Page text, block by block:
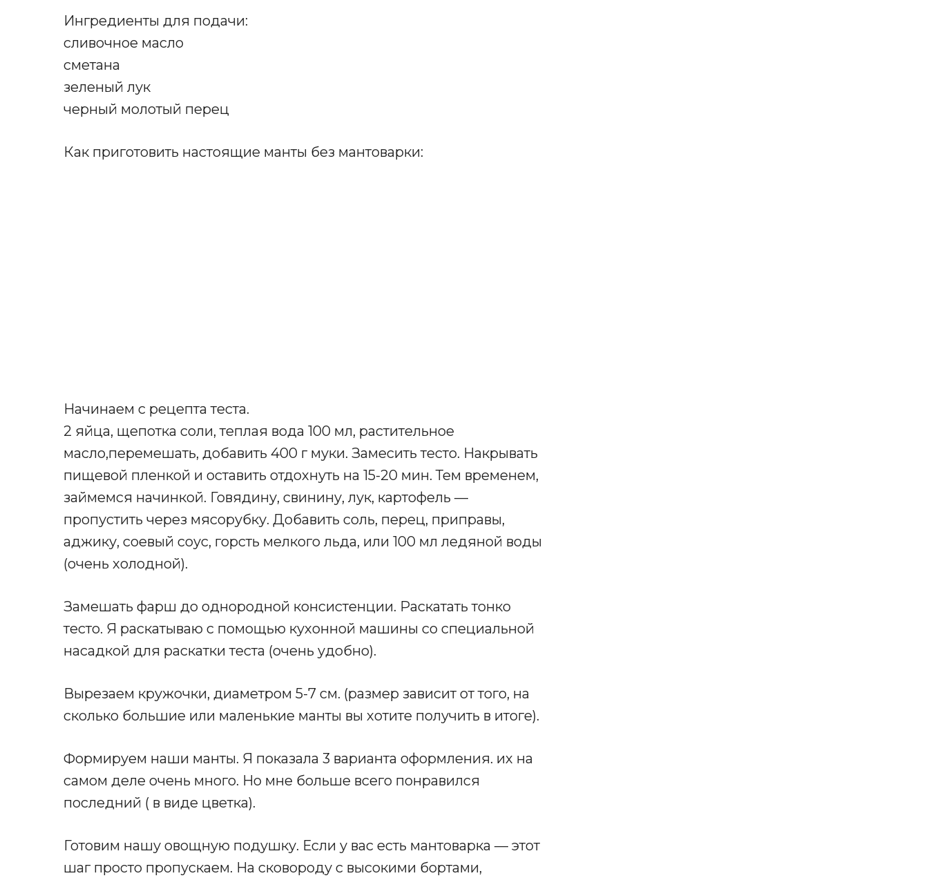
Ингредиенты для подачи:
сливочное масло
сметана
зеленый лук
черный молотый перец
Как приготовить настоящие манты без мантоварки:
Начинаем с рецепта теста.
2 яйца, щепотка соли, теплая вода 100 мл, растительное
масло,перемешать, добавить 400 г муки. Замесить тесто. Накрывать
пищевой пленкой и оставить отдохнуть на 15-20 мин. Тем временем,
займемся начинкой. Говядину, свинину, лук, картофель —
пропустить через мясорубку. Добавить соль, перец, приправы,
аджику, соевый соус, горсть мелкого льда, или 100 мл ледяной воды
(очень холодной).
Замешать фарш до однородной консистенции. Раскатать тонко
тесто. Я раскатываю с помощью кухонной машины со специальной
насадкой для раскатки теста (очень удобно).
Вырезаем кружочки, диаметром 5-7 см. (размер зависит от того, на
сколько большие или маленькие манты вы хотите получить в итоге).
Формируем наши манты. Я показала 3 варианта оформления. их на
самом деле очень много. Но мне больше всего понравился
последний ( в виде цветка).
Готовим нашу овощную подушку. Если у вас есть мантоварка — этот
шаг просто пропускаем. На сковороду с высокими бортами,